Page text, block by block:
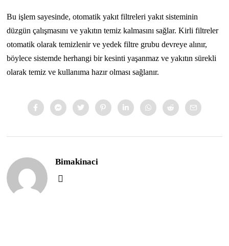
Bu işlem sayesinde, otomatik yakıt filtreleri yakıt sisteminin
düzgün çalışmasını ve yakıtın temiz kalmasını sağlar. Kirli filtreler
otomatik olarak temizlenir ve yedek filtre grubu devreye alınır,
böylece sistemde herhangi bir kesinti yaşanmaz ve yakıtın sürekli
olarak temiz ve kullanıma hazır olması sağlanır.
Bimakinaci